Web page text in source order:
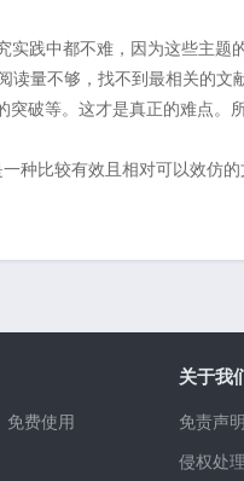
实践中都不难，因为这些主题
读量不够，找不到最相关的文
破等。这才是真正的难点。
种比较有效且相对可以效仿的
免费使用
关于我
免责声明
侵权处理